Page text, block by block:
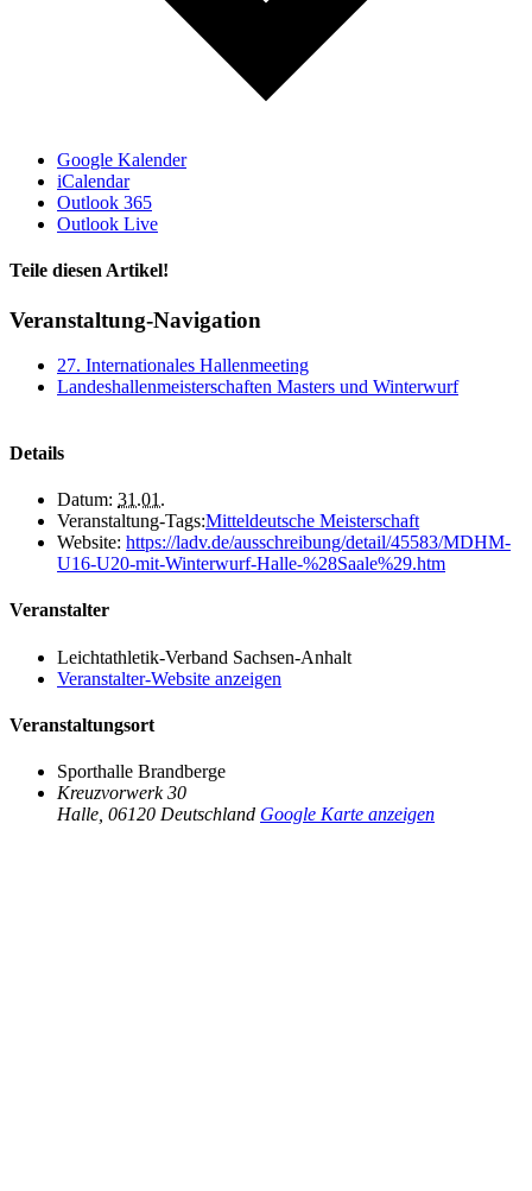
Google Kalender
iCalendar
Outlook 365
Outlook Live
Teile diesen Artikel!
Facebook
X
WhatsApp
Telegram
Veranstaltung-Navigation
27. Internationales Hallenmeeting
Landeshallenmeisterschaften Masters und Winterwurf
Details
Datum: 31.01.
Veranstaltung-Tags:Mitteldeutsche Meisterschaft
Website: https://ladv.de/ausschreibung/detail/45583/MDHM-
U16-U20-mit-Winterwurf-Halle-%28Saale%29.htm
Veranstalter
Leichtathletik-Verband Sachsen-Anhalt
Veranstalter-Website anzeigen
Veranstaltungsort
Sporthalle Brandberge
Kreuzvorwerk 30
Halle 06120 Deutschland Google Karte anzeigen